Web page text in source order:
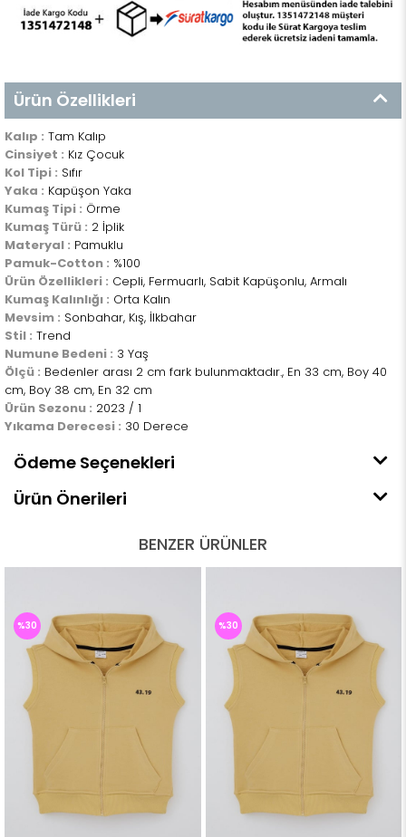
Ürün Özellikleri
Kalıp : Tam Kalıp
Cinsiyet : Kız Çocuk
Kol Tipi : Sıfır
Yaka : Kapüşon Yaka
Kumaş Tipi : Örme
Kumaş Türü : 2 İplik
Materyal : Pamuklu
Pamuk-Cotton : %100
Ürün Özellikleri : Cepli, Fermuarlı, Sabit Kapüşonlu, Armalı
Kumaş Kalınlığı : Orta Kalın
Mevsim : Sonbahar, Kış, İlkbahar
Stil : Trend
Numune Bedeni : 3 Yaş
Ölçü : Bedenler arası 2 cm fark bulunmaktadır., En 33 cm, Boy 40
cm, Boy 38 cm, En 32 cm
Ürün Sezonu : 2023 / 1
Yıkama Derecesi : 30 Derece
Ödeme Seçenekleri
Ürün Önerileri
BENZER ÜRÜNLER
%30 %30